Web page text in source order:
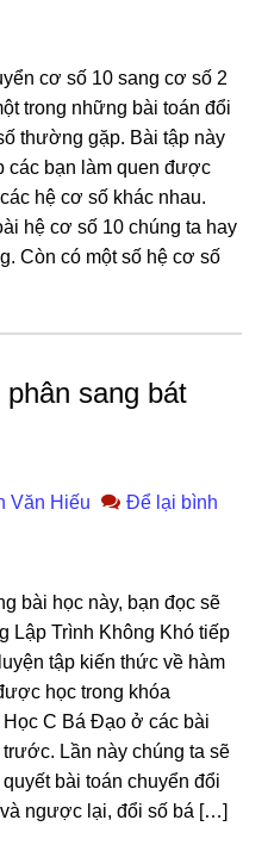
cơ số 10 sang cơ số 2
trong những bài toán đổi
thường gặp. Bài tập này
các bạn làm quen được
hệ cơ số khác nhau.
hệ cơ số 10 chúng ta hay
Còn có một số hệ cơ số
sang bát
Văn Hiếu
Để lại bình
bài học này, bạn đọc sẽ
Lập Trình Không Khó tiếp
tập kiến thức về hàm
học trong khóa
Học C Bá Đạo ở các bài
trước. Lần này chúng ta sẽ
bài toán chuyển đổi
ngược lại, đổi số bá […]